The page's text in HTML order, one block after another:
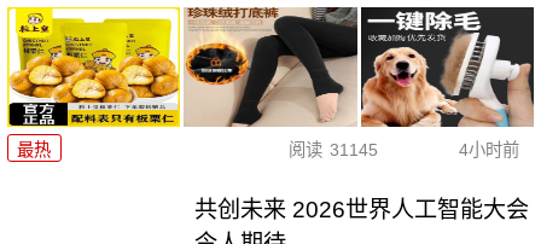
最热 阅读 31145 4小时前
共创未来 2026世界人工智能大会